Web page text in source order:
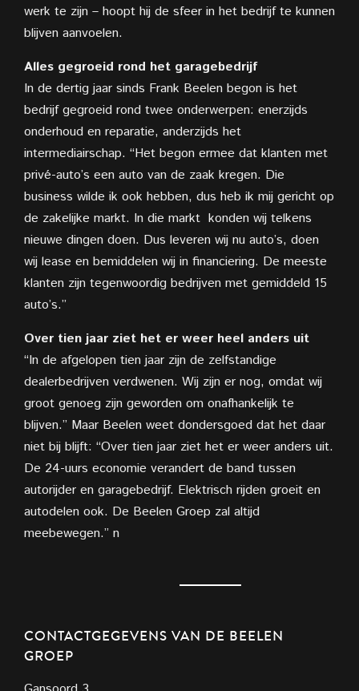
werk te zijn – hoopt hij de sfeer in het bedrijf te kunnen
blijven aanvoelen.
Alles gegroeid rond het garagebedrijf
In de dertig jaar sinds Frank Beelen begon is het
bedrijf gegroeid rond twee onderwerpen: enerzijds
onderhoud en reparatie, anderzijds het
intermediairschap. “Het begon ermee dat klanten met
privé-auto’s een auto van de zaak kregen. Die
business wilde ik ook hebben, dus heb ik mij gericht op
de zakelijke markt. In die markt konden wij telkens
nieuwe dingen doen. Dus leveren wij nu auto’s, doen
wij lease en bemiddelen wij in financiering. De meeste
klanten zijn tegenwoordig bedrijven met gemiddeld 15
auto’s.”
Over tien jaar ziet het er weer heel anders uit
“In de afgelopen tien jaar zijn de zelfstandige
dealerbedrijven verdwenen. Wij zijn er nog, omdat wij
groot genoeg zijn geworden om onafhankelijk te
blijven.” Maar Beelen weet dondersgoed dat het daar
niet bij blijft: “Over tien jaar ziet het er weer anders uit.
De 24-uurs economie verandert de band tussen
autorijder en garagebedrijf. Elektrisch rijden groeit en
autodelen ook. De Beelen Groep zal altijd
meebewegen.” n
CONTACTGEGEVENS VAN DE BEELEN
GROEP